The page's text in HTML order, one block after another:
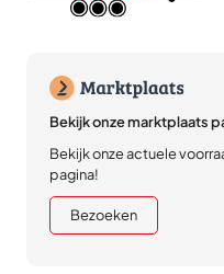
Bekijk onze marktplaats
Bekijk onze actuele
pagina!
Bezoeken